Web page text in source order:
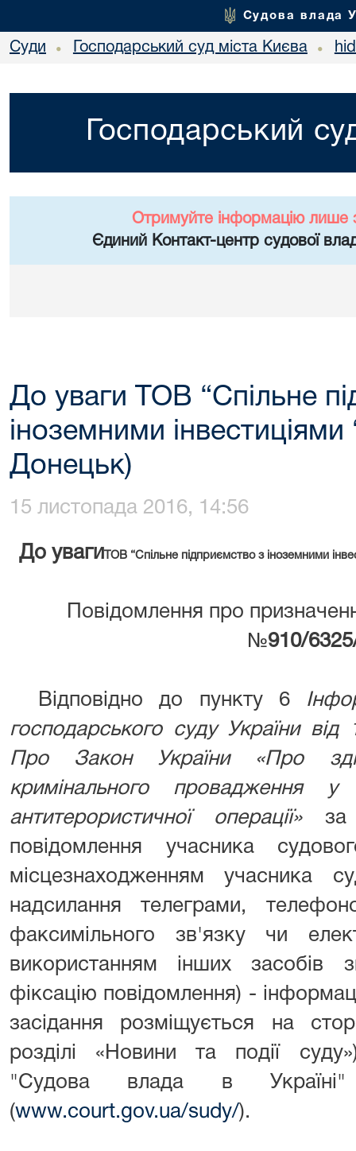
Судова влада
Суди • Господарський суд міста Києва •
Господарський
Отримуйте інформацію лише
Єдиний Контакт-центр судової
До уваги ТОВ “Спільне
іноземними
Донецьк)
15 листопада 2016, 14:56
До уваги ТОВ “Спільне підприємство з іноземними
Повідомлення про
№910/
Відповідно до пункту 6
господарського суду України
від
Про Закон України «Про
кримінального провадження
антитерористичної операції» за
повідомлення учасника
місцезнаходженням учасника
надсилання телеграми,
факсимільного зв'язку чи
використанням інших засобів
фіксацію повідомлення) -
засідання розміщується на
розділі «Новини та події
"Судова влада в
(www.court.gov.ua/sudy/).